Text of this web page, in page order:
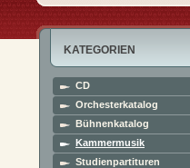
KATEGORIEN
CD
Orchesterkatalog
Bühnenkatalog
Kammermusik
Studienpartituren